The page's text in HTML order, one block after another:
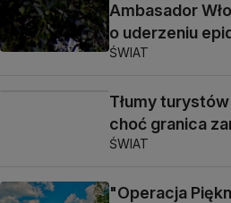
Ambasador
o uderzeniu
ŚWIAT
Tłumy
choć granica
ŚWIAT
"Operacja